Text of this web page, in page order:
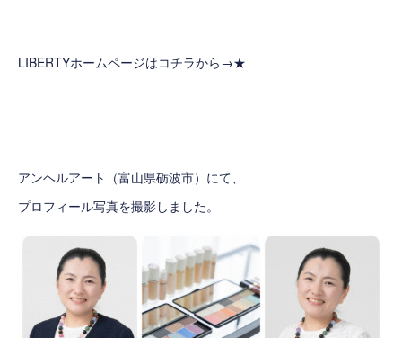
LIBERTYホームページはコチラから→★
アンヘルアート （富山県砺波市）にて、
プロフィール写真を撮影しました。